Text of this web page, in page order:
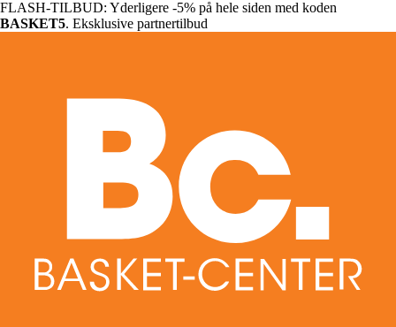
FLASH-TILBUD: Yderligere -5% på hele siden med koden
BASKET5. Eksklusive partnertilbud